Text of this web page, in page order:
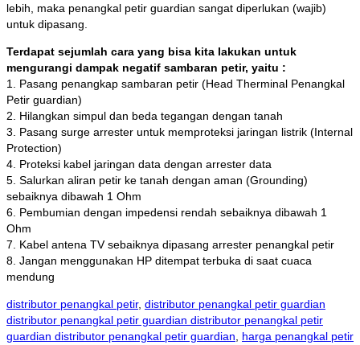
lebih, maka penangkal petir guardian sangat diperlukan (wajib)
untuk dipasang.
Terdapat sejumlah cara yang bisa kita lakukan untuk
mengurangi dampak negatif sambaran petir, yaitu :
1. Pasang penangkap sambaran petir (Head Therminal Penangkal
Petir guardian)
2. Hilangkan simpul dan beda tegangan dengan tanah
3. Pasang surge arrester untuk memproteksi jaringan listrik (Internal
Protection)
4. Proteksi kabel jaringan data dengan arrester data
5. Salurkan aliran petir ke tanah dengan aman (Grounding)
sebaiknya dibawah 1 Ohm
6. Pembumian dengan impedensi rendah sebaiknya dibawah 1
Ohm
7. Kabel antena TV sebaiknya dipasang arrester penangkal petir
8. Jangan menggunakan HP ditempat terbuka di saat cuaca
mendung
distributor penangkal petir, distributor penangkal petir guardian
distributor penangkal petir guardian distributor penangkal petir
guardian distributor penangkal petir guardian
harga penangkal petir